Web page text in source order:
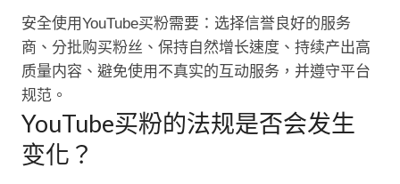
安全使用YouTube买粉需要：选择信誉良好的服务
商、分批购买粉丝、保持自然增长速度、持续产出高
质量内容、避免使用不真实的互动服务，并遵守平台
规范。
YouTube买粉的法规是否会发生
变化？